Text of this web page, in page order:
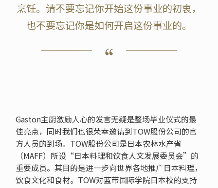
烹饪。请不要忘记你开始这份事业的初衷，
也不要忘记你是如何开启这份事业的。
Gaston主厨激励人心的发言无疑是整场毕业仪式的最
佳亮点，同时我们也很荣幸邀请到TOW股份公司的官
方人员的到场。TOW股份公司是日本农林水产省
（MAFF）所设“日本料理和饮食人文发展委员会”的
重要成员。其目的是进一步向世界各地推广日本料理，
饮食文化和食材。TOW对蓝带国际学院日本校的支持